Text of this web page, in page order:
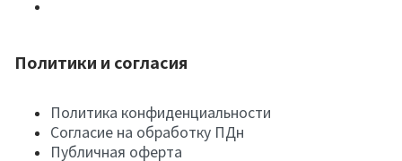
Политики и согласия
Политика конфиденциальности
Согласие на обработку ПДн
Публичная оферта